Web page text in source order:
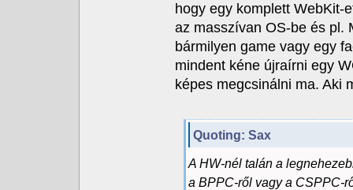
hogy egy komplett WebKit-
az masszívan OS-be és pl.
bármilyen game vagy egy
mindent kéne újraírni egy
képes megcsinálni ma. Aki
Quoting: Sax
A HW-nél talán a
a BPPC-ről vagy a CSPPC-